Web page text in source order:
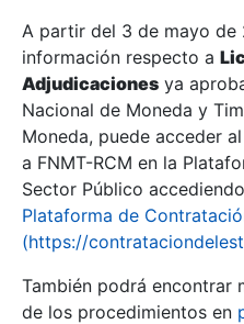
Mostra/Amaga
Mostra/Amaga
A partir del 3 de mayo de
información respecto a
Adjudicaciones ya
Nacional de Moneda y
Moneda, puede acceder
a FNMT-RCM en la
Sector Público
Plataforma de
(https://
También podrá encontrar
de los procedimientos en